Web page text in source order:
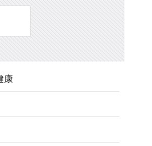
康